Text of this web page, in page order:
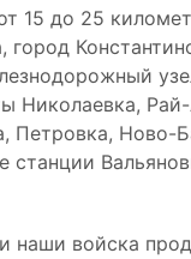
15 до 25
город
Николаевка,
Петровка, Ново-
наши войска